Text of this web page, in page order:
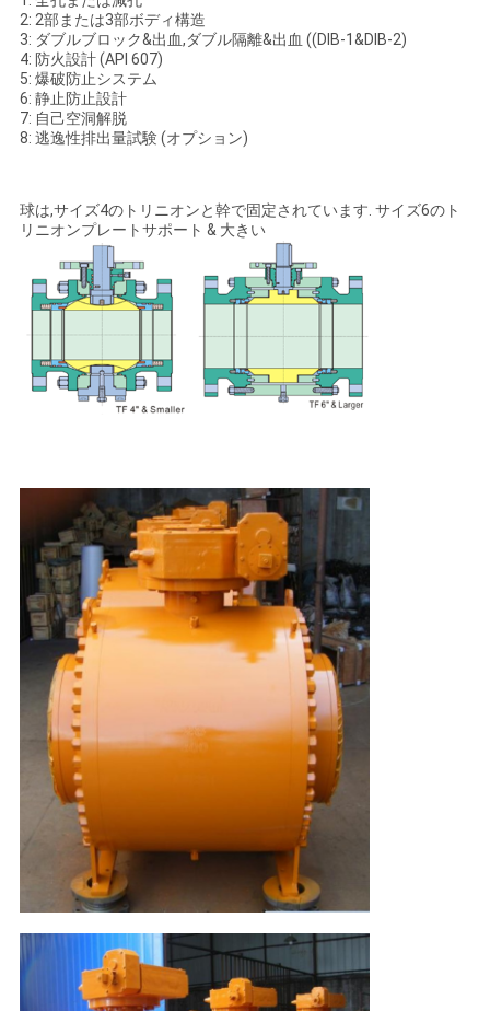
2: 2部または3部ボディ構造
3: ダブルブロック&出血,ダブル隔離&出血 ((DIB-1&DIB-2)
4: 防火設計 (API 607)
5: 爆破防止システム
6: 静止防止設計
7: 自己空洞解脱
8: 逃逸性排出量試験 (オプション)
球は,サイズ4のトリニオンと幹で固定されています. サイズ6のト
リニオンプレートサポート & 大きい